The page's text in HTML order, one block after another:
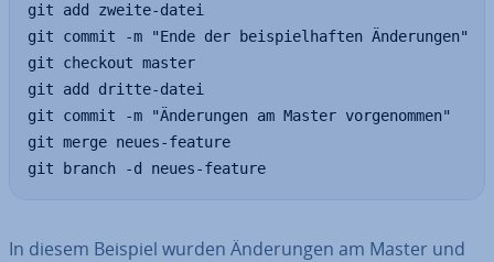
git add zweite-datei
git commit -m "Ende der beispielhaften Änderungen"
git checkout master
git add dritte-datei
git commit -m "Änderungen am Master vorgenommen"
git merge neues-feature
git branch -d neues-feature
In diesem Beispiel wurden Än­de­run­gen am Master und